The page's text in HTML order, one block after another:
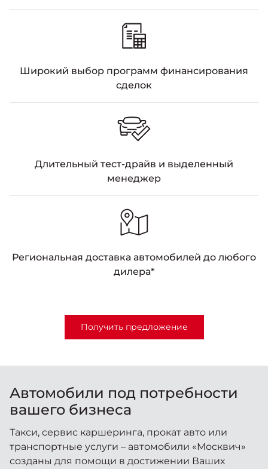
Широкий выбор программ финансирования
сделок
Длительный тест-драйв и выделенный
менеджер
Региональная доставка автомобилей до любого
дилера*
Получить предложение
Автомобили под потребности
вашего бизнеса
Такси, сервис каршеринга, прокат авто или
транспортные услуги – автомобили «Москвич»
созданы для помощи в достижении Ваших